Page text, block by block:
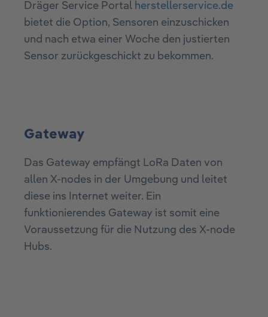
Dräger Service Portal herstellerservice.de
bietet die Option, Sensoren einzuschicken
und nach etwa einer Woche den justierten
Sensor zurückgeschickt zu bekommen.
Gateway
Das Gateway empfängt LoRa Daten von
allen X-nodes in der Umgebung und leitet
diese ins Internet weiter. Ein
funktionierendes Gateway ist somit eine
Voraussetzung für die Nutzung des X-node
Hubs.